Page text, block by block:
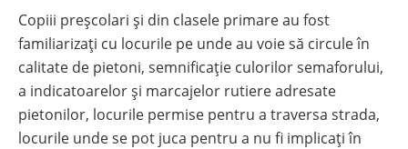
Copiii preșcolari și din clasele primare au fost
familiarizați cu locurile pe unde au voie să circule în
calitate de pietoni, semnificație culorilor semaforului,
a indicatoarelor și marcajelor rutiere adresate
pietonilor, locurile permise pentru a traversa strada,
locurile unde se pot juca pentru a nu fi implicați în